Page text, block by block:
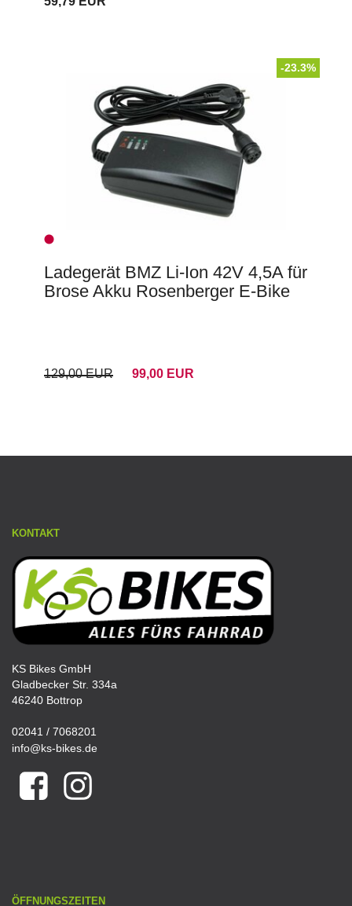
-23.3%
Ladegerät BMZ Li-Ion 42V 4,5A für
Brose Akku Rosenberger E-Bike
129,00 EUR 99,00 EUR
KONTAKT
KS Bikes GmbH
Gladbecker Str. 334a
46240 Bottrop
02041 / 7068201
info@ks-bikes.de
ÖFFNUNGSZEITEN